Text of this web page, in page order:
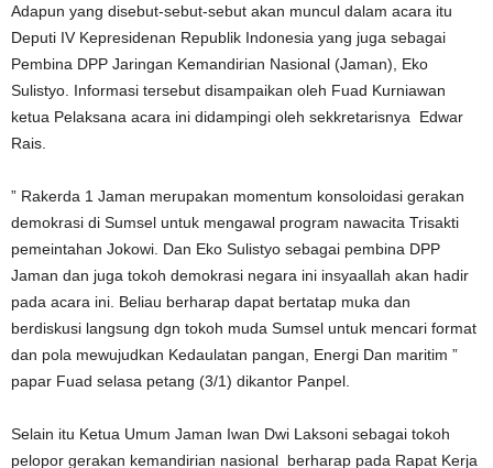
Adapun yang disebut-sebut​-sebut akan muncul dalam acara itu
Deputi IV Kepresidenan Republik Indonesia yang juga sebagai
Pembina DPP Jaringan Kemandirian Nasional (Jaman), Eko
Sulistyo. Informasi tersebut disampaikan oleh Fuad Kurniawan
ketua Pelaksana acara ini didampingi oleh sekkretarisnya Edwar
Rais.
” Rakerda 1 Jaman merupakan momentum konsoloidasi gerakan
demokrasi di Sumsel untuk mengawal program nawacita Trisakti
pemeintahan Jokowi. Dan Eko Sulistyo sebagai pembina DPP
Jaman dan juga tokoh demokrasi negara ini insyaallah akan hadir
pada acara ini. Beliau berharap dapat bertatap muka dan
berdiskusi langsung dgn tokoh muda Sumsel untuk mencari format
dan pola mewujudkan Kedaulatan pangan, Energi Dan maritim ”
papar Fuad selasa petang (3/1) dikantor Panpel.
Selain itu Ketua Umum Jaman Iwan Dwi Laksoni sebagai tokoh
pelopor gerakan kemandirian nasional berharap pada Rapat Kerja